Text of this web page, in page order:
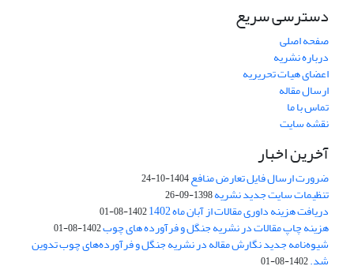
دسترسی سریع
صفحه اصلی
درباره نشریه
اعضای هیات تحریریه
ارسال مقاله
تماس با ما
نقشه سایت
آخرین اخبار
ضرورت ارسال فایل تعارض منافع1404-10-24
تنظیمات سایت جدید نشریه1398-09-26
دریافت هزینه داوری مقالات از آبان ماه 1402 1402-08-01
هزینه چاپ مقالات در نشریه جنگل و فرآورده های چوب1402-08-01
شیوه‌نامه جدید نگارش مقاله در نشریه جنگل و فرآورده‌های چوب تدوین
شد.1402-08-01